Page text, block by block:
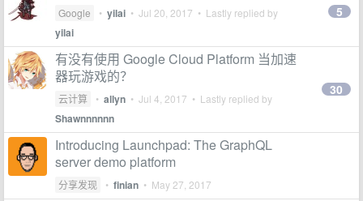
Google • yilai • Jul 20, 2017 • Lastly replied by
yilai
5
有没有使用 Google Cloud Platform 当加速
器玩游戏的？
云计算 • allyn • Jul 4, 2017 • Lastly replied by
Shawnnnnnn
30
Introducing Launchpad: The GraphQL
server demo platform
分享发现 • finian • May 27, 2017